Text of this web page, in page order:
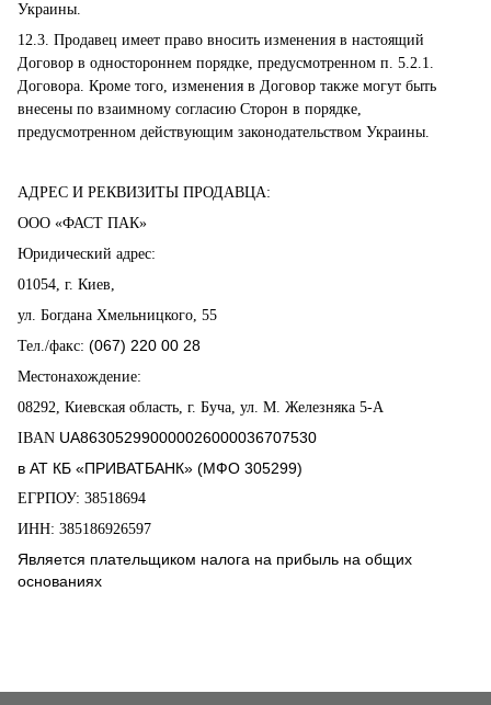
Украины.
12.3. Продавец имеет право вносить изменения в настоящий
Договор в одностороннем порядке, предусмотренном п. 5.2.1.
Договора. Кроме того, изменения в Договор также могут быть
внесены по взаимному согласию Сторон в порядке,
предусмотренном действующим законодательством Украины.
АДРЕС И РЕКВИЗИТЫ ПРОДАВЦА:
ООО «ФАСТ ПАК»
Юридический адрес:
01054, г. Киев,
ул. Богдана Хмельницкого, 55
Тел./факс: (067) 220 00 28
Местонахождение:
08292, Киевская область, г. Буча, ул. М. Железняка 5-А
IBAN UA863052990000026000036707530
в АТ КБ «ПРИВАТБАНК» (МФО 305299)
ЕГРПОУ: 38518694
ИНН: 385186926597
Является плательщиком налога на прибыль на общих
основаниях